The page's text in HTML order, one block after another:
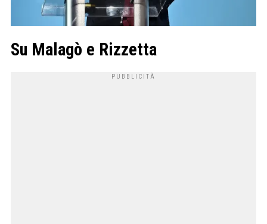
Su Malagò e Rizzetta